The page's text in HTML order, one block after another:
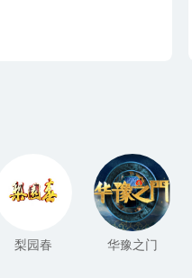
梨园春 华豫之门